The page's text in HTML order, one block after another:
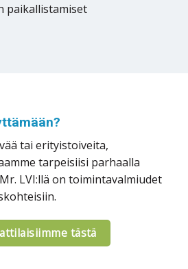
paikallistamiset
tai erityistoiveita,
tarpeisiisi parhaalla
LVI:llä on toimintavalmiudet
tästä